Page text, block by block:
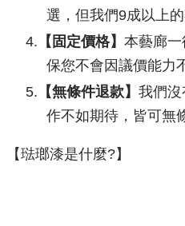
選，但我們9成以上
【固定價格】 本藝廊
保您不會因議價能力
【無條件退款】 我們
作不如期待，皆可無
【琺瑯漆是什麼?】